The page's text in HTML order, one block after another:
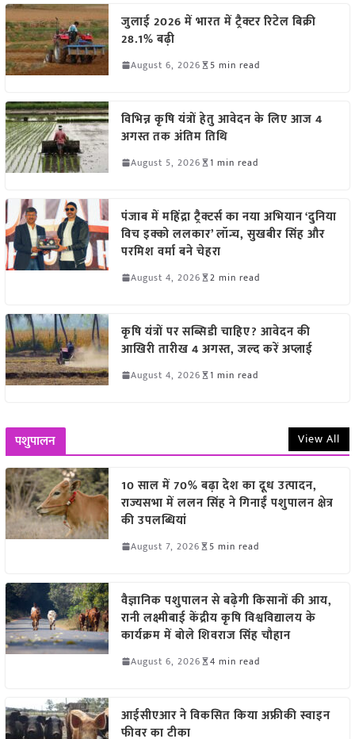
जुलाई 2026 में भारत में ट्रैक्टर रिटेल बिक्री
28.1% बढ़ी
August 6, 2026 5 min read
विभिन्न कृषि यंत्रों हेतु आवेदन के लिए आज 4
अगस्त तक अंतिम तिथि
August 5, 2026 1 min read
पंजाब में महिंद्रा ट्रैक्टर्स का नया अभियान ‘दुनिया
विच इक्को ललकार’ लॉन्च, सुखबीर सिंह और
परमिश वर्मा बने चेहरा
August 4, 2026 2 min read
कृषि यंत्रों पर सब्सिडी चाहिए? आवेदन की
आखिरी तारीख 4 अगस्त, जल्द करें अप्लाई
August 4, 2026 1 min read
पशुपालन View All
10 साल में 70% बढ़ा देश का दूध उत्पादन,
राज्यसभा में ललन सिंह ने गिनाईं पशुपालन क्षेत्र
की उपलब्धियां
August 7, 2026 5 min read
वैज्ञानिक पशुपालन से बढ़ेगी किसानों की आय,
रानी लक्ष्मीबाई केंद्रीय कृषि विश्वविद्यालय के
कार्यक्रम में बोले शिवराज सिंह चौहान
August 6, 2026 4 min read
आईसीएआर ने विकसित किया अफ्रीकी स्वाइन
फीवर का टीका